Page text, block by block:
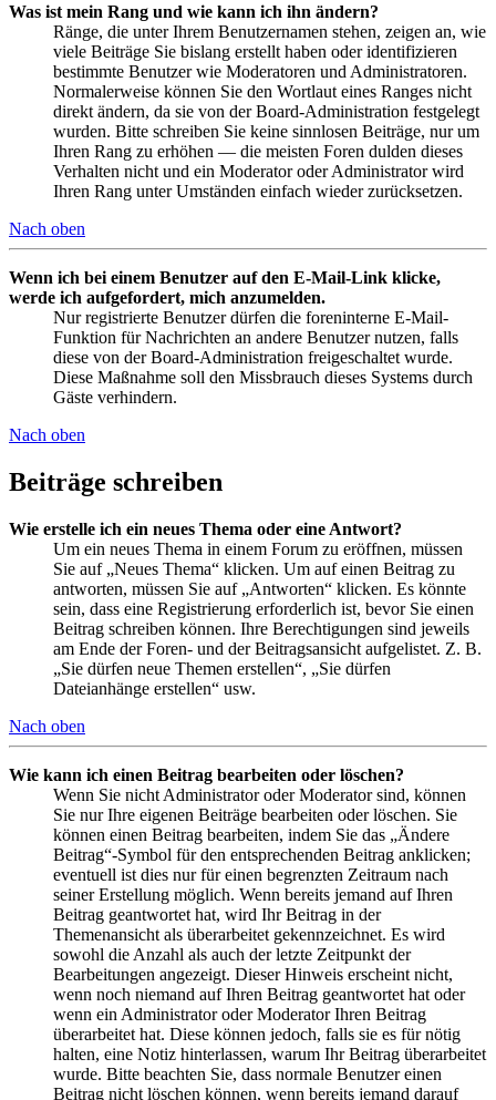
Was ist mein Rang und wie kann ich ihn ändern?
Ränge, die unter Ihrem Benutzernamen stehen, zeigen an, wie
viele Beiträge Sie bislang erstellt haben oder identifizieren
bestimmte Benutzer wie Moderatoren und Administratoren.
Normalerweise können Sie den Wortlaut eines Ranges nicht
direkt ändern, da sie von der Board-Administration festgelegt
wurden. Bitte schreiben Sie keine sinnlosen Beiträge, nur um
Ihren Rang zu erhöhen — die meisten Foren dulden dieses
Verhalten nicht und ein Moderator oder Administrator wird
Ihren Rang unter Umständen einfach wieder zurücksetzen.
Nach oben
Wenn ich bei einem Benutzer auf den E-Mail-Link klicke,
werde ich aufgefordert, mich anzumelden.
Nur registrierte Benutzer dürfen die foreninterne E-Mail-
Funktion für Nachrichten an andere Benutzer nutzen, falls
diese von der Board-Administration freigeschaltet wurde.
Diese Maßnahme soll den Missbrauch dieses Systems durch
Gäste verhindern.
Nach oben
Beiträge schreiben
Wie erstelle ich ein neues Thema oder eine Antwort?
Um ein neues Thema in einem Forum zu eröffnen, müssen
Sie auf „Neues Thema“ klicken. Um auf einen Beitrag zu
antworten, müssen Sie auf „Antworten“ klicken. Es könnte
sein, dass eine Registrierung erforderlich ist, bevor Sie einen
Beitrag schreiben können. Ihre Berechtigungen sind jeweils
am Ende der Foren- und der Beitragsansicht aufgelistet. Z. B.
„Sie dürfen neue Themen erstellen“, „Sie dürfen
Dateianhänge erstellen“ usw.
Nach oben
Wie kann ich einen Beitrag bearbeiten oder löschen?
Wenn Sie nicht Administrator oder Moderator sind, können
Sie nur Ihre eigenen Beiträge bearbeiten oder löschen. Sie
können einen Beitrag bearbeiten, indem Sie das „Ändere
Beitrag“-Symbol für den entsprechenden Beitrag anklicken;
eventuell ist dies nur für einen begrenzten Zeitraum nach
seiner Erstellung möglich. Wenn bereits jemand auf Ihren
Beitrag geantwortet hat, wird Ihr Beitrag in der
Themenansicht als überarbeitet gekennzeichnet. Es wird
sowohl die Anzahl als auch der letzte Zeitpunkt der
Bearbeitungen angezeigt. Dieser Hinweis erscheint nicht,
wenn noch niemand auf Ihren Beitrag geantwortet hat oder
wenn ein Administrator oder Moderator Ihren Beitrag
überarbeitet hat. Diese können jedoch, falls sie es für nötig
halten, eine Notiz hinterlassen, warum Ihr Beitrag überarbeitet
wurde. Bitte beachten Sie, dass normale Benutzer einen
Beitrag nicht löschen können, wenn bereits jemand darauf